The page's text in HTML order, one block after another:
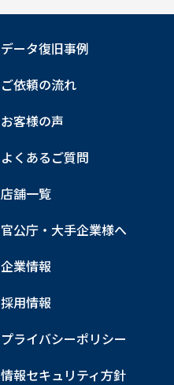
データ復旧事例
ご依頼の流れ
お客様の声
よくあるご質問
店舗一覧
官公庁・大手企業様へ
企業情報
採用情報
プライバシーポリシー
情報セキュリティ方針